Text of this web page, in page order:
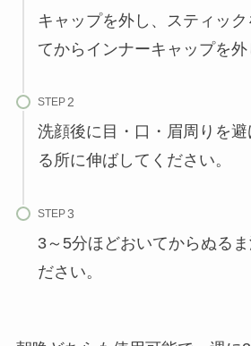
キャップを外し、スティッ
てからインナーキャップを外
STEP
洗顔後に目・口・眉周りを
る所に伸ばしてください。
STEP
3～5分ほどおいてからぬる
ださい。